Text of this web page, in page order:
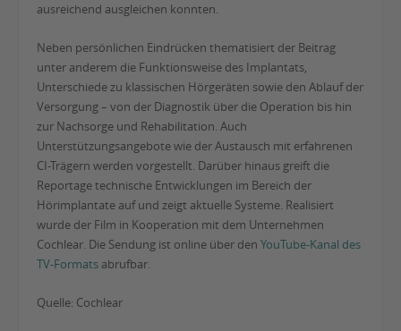
ausreichend ausgleichen konnten.
Neben persönlichen Eindrücken thematisiert der Beitrag
unter anderem die Funktionsweise des Implantats,
Unterschiede zu klassischen Hörgeräten sowie den Ablauf der
Versorgung – von der Diagnostik über die Operation bis hin
zur Nachsorge und Rehabilitation. Auch
Unterstützungsangebote wie der Austausch mit erfahrenen
CI-Trägern werden vorgestellt. Darüber hinaus greift die
Reportage technische Entwicklungen im Bereich der
Hörimplantate auf und zeigt aktuelle Systeme. Realisiert
wurde der Film in Kooperation mit dem Unternehmen
Cochlear. Die Sendung ist online über den YouTube-Kanal des
TV-Formats abrufbar.
Quelle: Cochlear